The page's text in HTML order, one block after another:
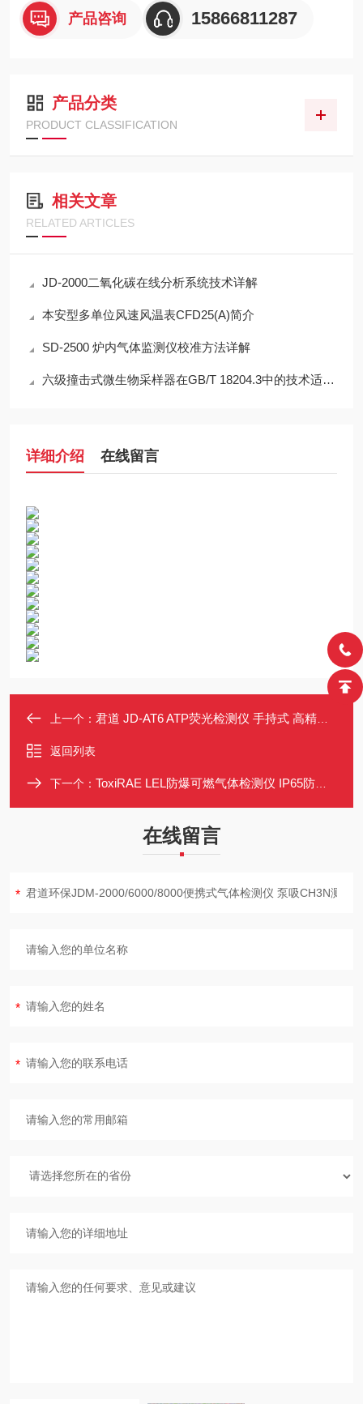
产品咨询 15866811287
产品分类
PRODUCT CLASSIFICATION
相关文章
RELATED ARTICLES
JD-2000二氧化碳在线分析系统技术详解
本安型多单位风速风温表CFD25(A)简介
SD-2500 炉内气体监测仪校准方法详解
六级撞击式微生物采样器在GB/T 18204.3中的技术适配性分析
详细介绍 在线留言
上一个： 君道 JD-AT6 ATP荧光检测仪 手持式 高精度 15秒出结果 微生物含量检测
返回列表
下一个： ToxiRAE LEL防爆可燃气体检测仪 IP65防护 带振动报警PGM1880
在线留言